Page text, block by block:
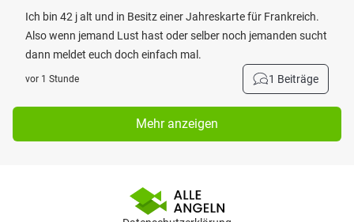
Ich bin 42 j alt und in Besitz einer Jahreskarte für Frankreich.
Also wenn jemand Lust hast oder selber noch jemanden sucht
dann meldet euch doch einfach mal.
vor 1 Stunde 1 Beiträge
Mehr anzeigen